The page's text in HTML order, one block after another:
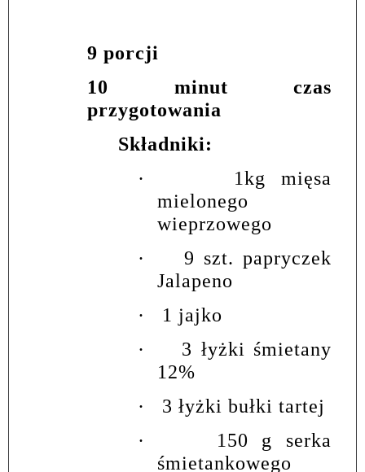
9 porcji
10 minut czas
przygotowania
Składniki:
·
1kg mięsa
mielonego
wieprzowego
·
9 szt. papryczek
Jalapeno
·
1 jajko
·
3 łyżki śmietany
12%
·
3 łyżki bułki tartej
·
150 g serka
śmietankowego